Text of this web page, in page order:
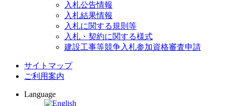
入札公告情報
入札結果情報
入札に関する規則等
入札・契約に関する様式
建設工事等競争入札参加資格審査申請
サイトマップ
ご利用案内
Language